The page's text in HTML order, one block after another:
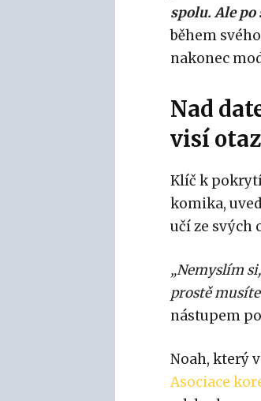
spolu. Ale po
během
nakonec
Nad
visí
Klíč k
komika,
učí ze svých
„Nemyslím
prostě
nástupem
Noah, který
Asociace